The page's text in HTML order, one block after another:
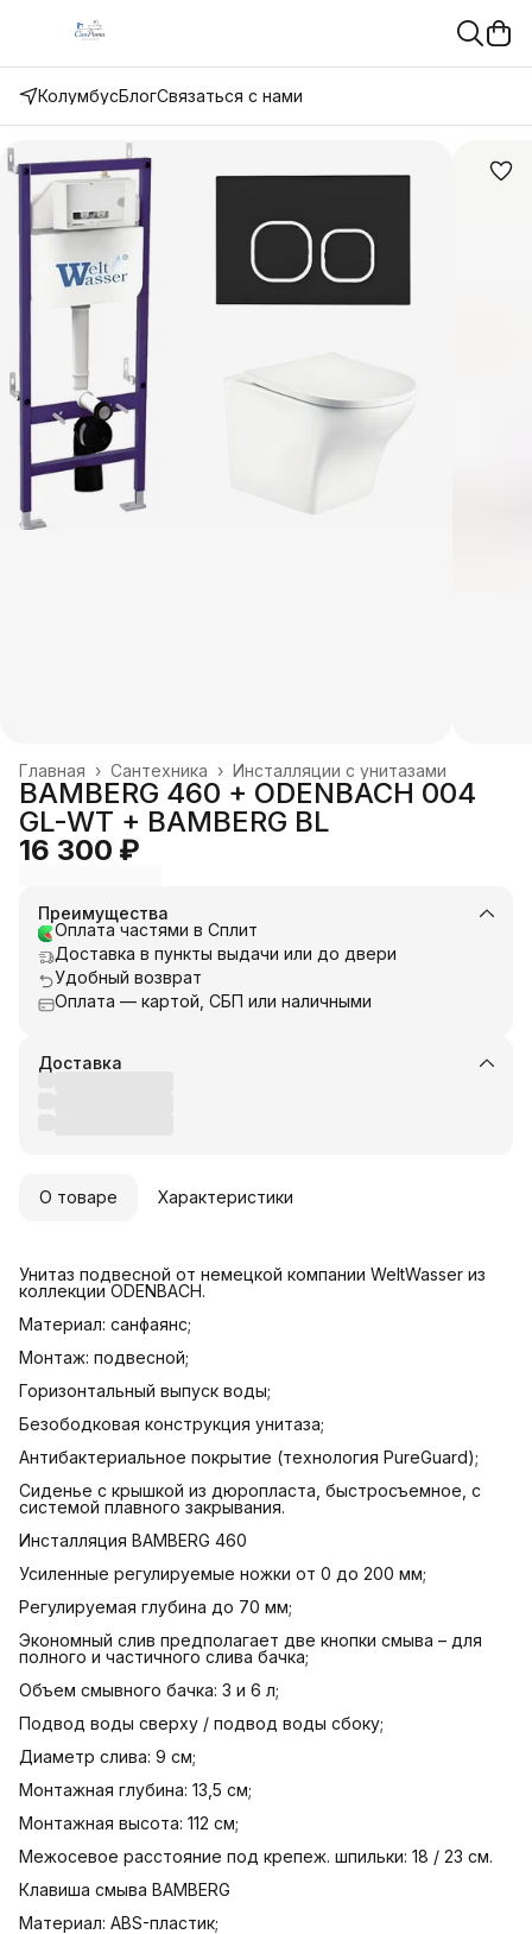
КолумбусБлогСвязаться с нами
Инсталляции с унитазами
Сантехника ›
Главная ›
BAMBERG 460 + ODENBACH 004
GL-WT + BAMBERG BL
16 300 ₽
Преимущества
Оплата частями в Сплит
Доставка в пункты выдачи или до двери
Удобный возврат
Оплата — картой, СБП или наличными
Доставка
О товаре Характеристики
Унитаз подвесной от немецкой компании WeltWasser из
коллекции ODENBACH.
Материал: санфаянс;
Монтаж: подвесной;
Горизонтальный выпуск воды;
Безободковая конструкция унитаза;
Антибактериальное покрытие (технология PureGuard);
Cиденье с крышкой из дюропласта, быстросъемное, с
системой плавного закрывания.
Инсталляция BAMBERG 460
Усиленные регулируемые ножки от 0 до 200 мм;
Регулируемая глубина до 70 мм;
Экономный слив предполагает две кнопки смыва – для
полного и частичного слива бачка;
Объем смывного бачка: 3 и 6 л;
Подвод воды сверху / подвод воды сбоку;
Диаметр слива: 9 см;
Монтажная глубина: 13,5 см;
Монтажная высота: 112 см;
Межосевое расстояние под крепеж. шпильки: 18 / 23 см.
Клавиша смыва BAMBERG
Материал: ABS-пластик;